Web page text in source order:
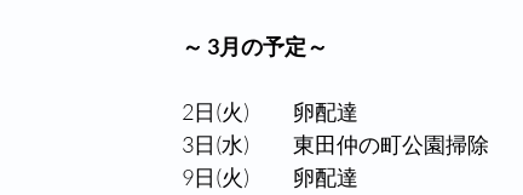
～ 3月の予定～
2日(火)　　卵配達
3日(水)　　東田仲の町公園掃除
9日(火)　　卵配達